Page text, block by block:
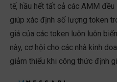
tế, hầu hết tất cả các AMM
giúp xác định số lượng token
giá của các token luôn luôn
này, cơ hội cho các nhà kinh
giảm thiểu khi công thức định